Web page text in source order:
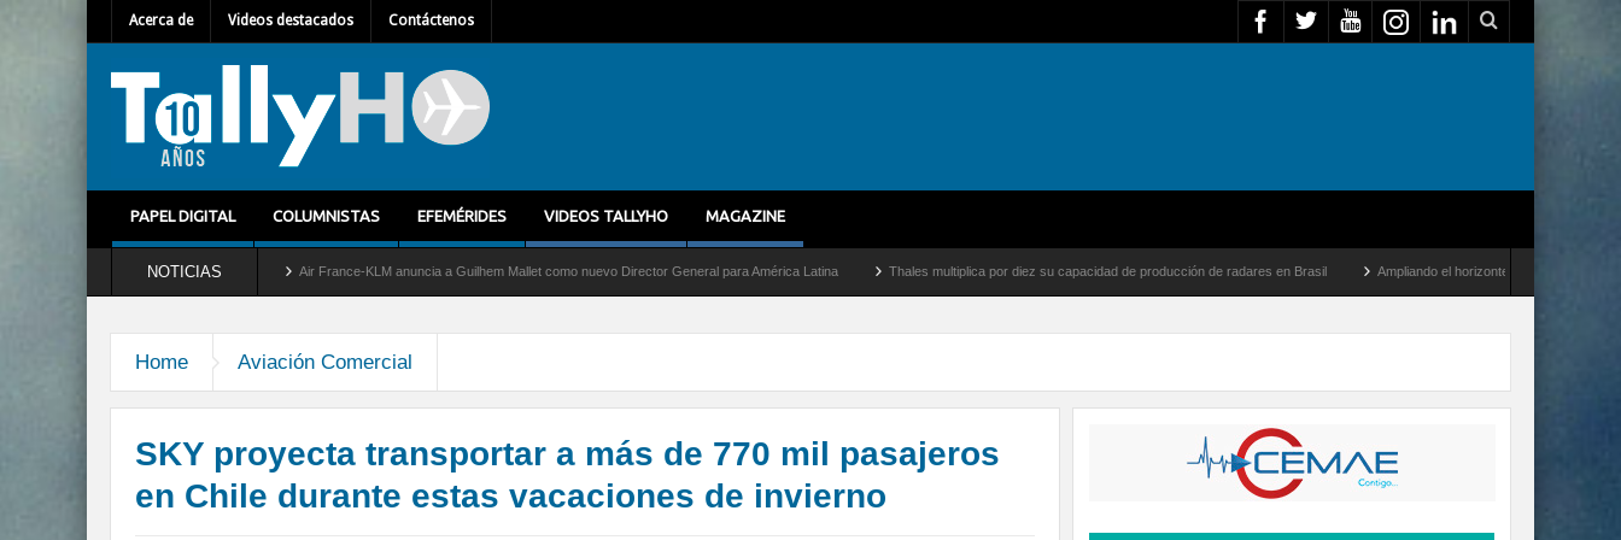
Acerca de Videos destacados Contáctenos
PAPEL DIGITAL COLUMNISTAS EFEMÉRIDES VIDEOS TALLYHO MAGAZINE
NOTICIAS
al C-2 Greyhound Air France-KLM anuncia a Guilhem Mallet como nuevo Director General para América Latina Thales multiplica por diez su capacidad de producción de radares en Brasil Ampliando el horizonte: Dentro del vuelo de desarrollo
Home Aviación Comercial
SKY proyecta transportar a más de 770 mil pasajeros
en Chile durante estas vacaciones de invierno